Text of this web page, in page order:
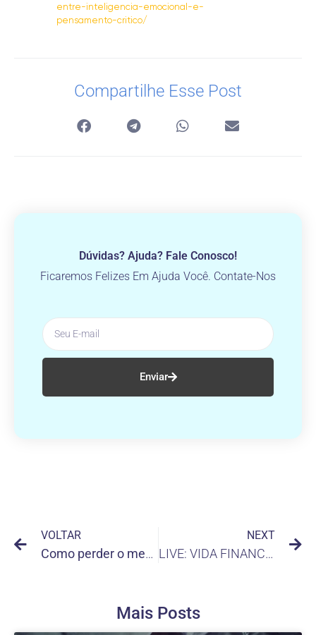
entre-inteligencia-emocional-e-
pensamento-critico/
Compartilhe Esse Post
Dúvidas? Ajuda? Fale Conosco!
Ficaremos Felizes Em Ajuda Você. Contate-Nos
Enviar
VOLTAR
Como perder o medo de dirigir
NEXT
LIVE: VIDA FINANCEIRA E SAÚDE MENTAL
Mais Posts